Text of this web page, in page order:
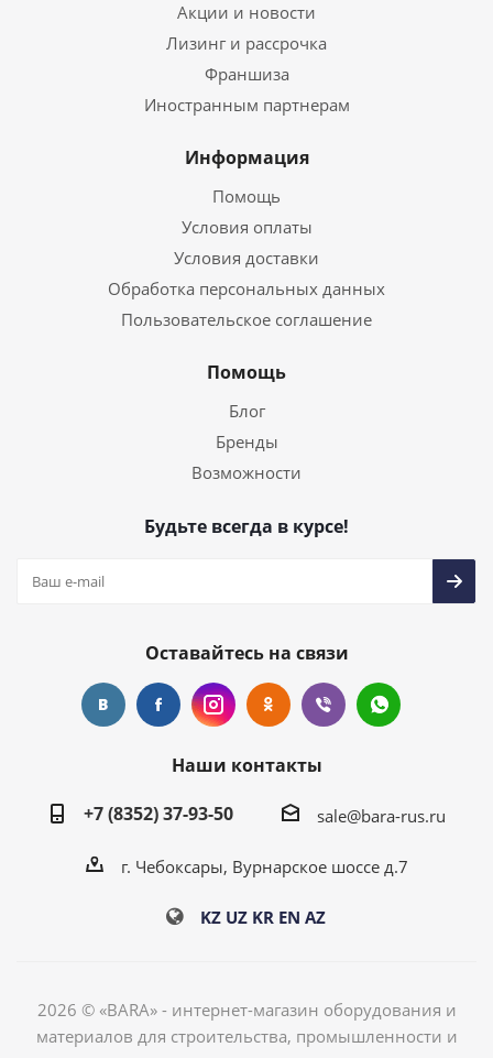
Акции и новости
Лизинг и рассрочка
Франшиза
Иностранным партнерам
Информация
Помощь
Условия оплаты
Условия доставки
Обработка персональных данных
Пользовательское соглашение
Помощь
Блог
Бренды
Возможности
Будьте всегда в курсе!
Оставайтесь на связи
Наши контакты
+7 (8352) 37-93-50
sale@bara-rus.ru
г. Чебоксары, Вурнарское шоссе д.7
KZ UZ KR EN AZ
2026 © «BARA» - интернет-магазин оборудования и
материалов для строительства, промышленности и